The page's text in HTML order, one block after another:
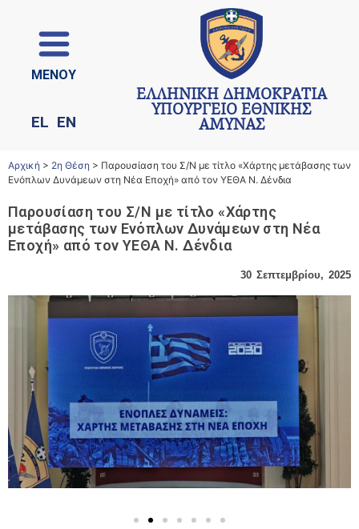
ΜΕΝΟΥ
EL EN
ΕΛΛΗΝΙΚΗ ΔΗΜΟΚΡΑΤΙΑ
ΥΠΟΥΡΓΕΙΟ ΕΘΝΙΚΗΣ
ΑΜΥΝΑΣ
Αρχική > 2η Θέση > Παρουσίαση του Σ/Ν με τίτλο «Χάρτης μετάβασης των
Ενόπλων Δυνάμεων στη Νέα Εποχή» από τον ΥΕΘΑ Ν. Δένδια
Παρουσίαση του Σ/Ν με τίτλο «Χάρτης
μετάβασης των Ενόπλων Δυνάμεων στη Νέα
Εποχή» από τον ΥΕΘΑ Ν. Δένδια
30 Σεπτεμβρίου, 2025